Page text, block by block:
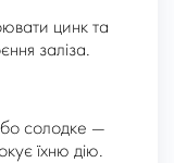
цинк та
заліза.
солодке —
їхню дію.